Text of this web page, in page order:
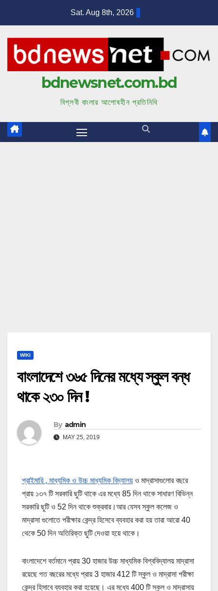
n
Sat. Aug 8th, 2026
bdnewsnet.com.bd
বিপ্লবী বাংলার আপোষহীন প্রতিনিধি
WIKI
বাংলাদেশে ৩৬৫ দিনের মধ্যে স্কুল বন্ধ
থাকে ২৩০ দিন !
By admin
MAY 25, 2019
প্রাইমারি , মাধ্যমিক ও উচ্চ মাধ্যমিক বিদ্যালয় ও মাদ্রাসাগুলোর বছরে
প্রায় ১৩৭ টি সরকারি ছুটি থাকে এর মধ্যে 85 দিন থাকে সাধারণ বিভিন্ন
সরকারি ছুটি ও 52 দিন থাকে শুক্রবার।আর যেসব স্কুল কলেজ ও
মাদ্রাসা গুলোতে পরীক্ষার কেন্দ্র হিসেবে ব্যবহার করা হয় তারা আরো 40
থেকে 50 দিন অতিরিক্ত ছুটি দেওয়া হয়ে থাকে।
বাংলাদেশে বর্তমানে প্রায় 30 হাজার উচ্চ মাধ্যমিক বিশ্ববিদ্যালয় মাদ্রাসা
রয়েছে গত বছরের মধ্যে প্রায় 3 হাজার 412 টি স্কুল ও মাদ্রাসা পরীক্ষা
কেন্দ্র হিসাবে ব্যবহার করা হয়েছে। এর মধ্যে 400 টি স্কুল ও মাদ্রাসায়